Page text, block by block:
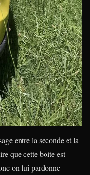
entre la seconde et la
que cette boite est
on lui pardonne